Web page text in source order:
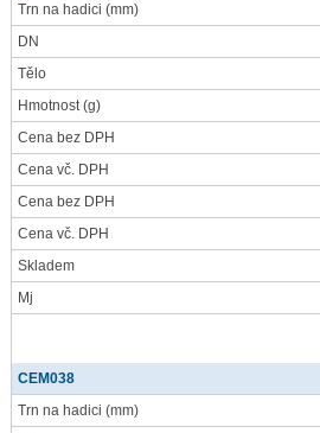
Trn na hadici (mm)
DN
Tělo
Hmotnost(g)
Cena bez DPH
Cena vč. DPH
Cena bez DPH
Cena vč. DPH
Skladem
Mj
CEM038
Trn na hadici (mm)